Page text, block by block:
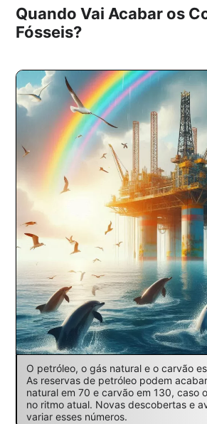
Quando Vai Acabar os
Fósseis?
O petróleo, o gás natural e o carvão
As reservas de petróleo podem
natural em 70 e carvão em 130, caso
no ritmo atual. Novas descobertas e
variar esses números.